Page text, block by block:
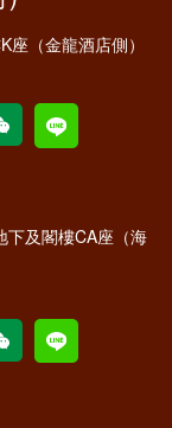
（金龍酒店側）
下及閣樓CA座（海